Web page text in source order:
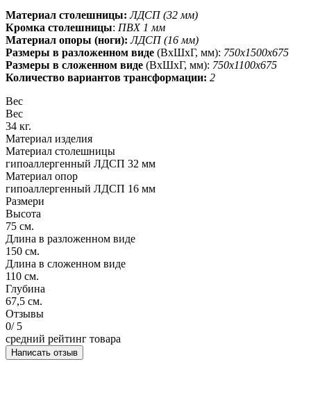
Материал столешницы: ЛДСП (32 мм)
Кромка столешницы: ПВХ 1 мм
Материал опоры (ноги): ЛДСП (16 мм)
Размеры в разложенном виде (ВхШхГ, мм): 750х1500х675
Размеры в сложенном виде (ВхШхГ, мм): 750х1100х675
Количество вариантов трансформации: 2
Вес
Вес
34 кг.
Материал изделия
Материал столешницы
гипоаллергенный ЛДСП 32 мм
Материал опор
гипоаллергенный ЛДСП 16 мм
Размери
Высота
75 см.
Длина в разложенном виде
150 см.
Длина в сложенном виде
110 см.
Глубина
67,5 см.
Отзывы
0/ 5
средний рейтинг товара
Написать отзыв